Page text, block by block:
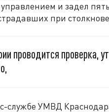
и задел
при
проводится проверка,
службе УМВД